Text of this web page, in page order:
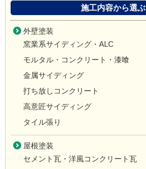
施工内容から選ぶ
外壁塗装
窯業系サイディング・ALC
モルタル・コンクリート・漆喰
金属サイディング
打ち放しコンクリート
高意匠サイディング
タイル張り
屋根塗装
セメント瓦・洋風コンクリート瓦